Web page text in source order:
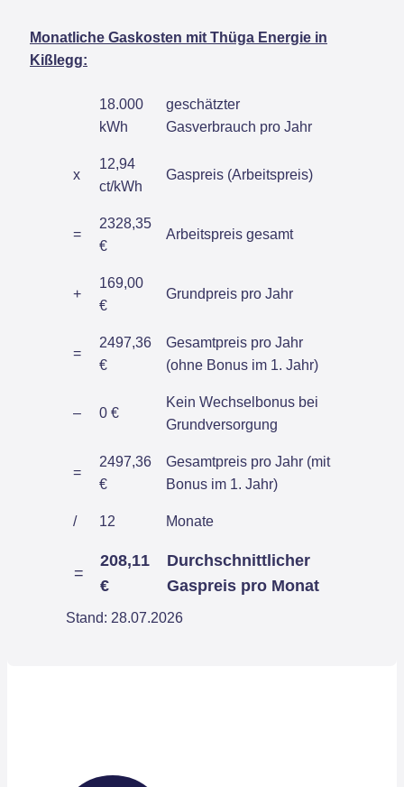
Monatliche Gaskosten mit Thüga Energie in
Kißlegg:
18.000
kWh
geschätzter
Gasverbrauch pro Jahr
x
12,94
ct/kWh
Gaspreis (Arbeitspreis)
=
2328,35
€
Arbeitspreis gesamt
+
169,00
€
Grundpreis pro Jahr
=
2497,36
€
Gesamtpreis pro Jahr
(ohne Bonus im 1. Jahr)
– 0 €
Kein Wechselbonus bei
Grundversorgung
=
2497,36
€
Gesamtpreis pro Jahr (mit
Bonus im 1. Jahr)
/ 12 Monate
=
208,11
€
Durchschnittlicher
Gaspreis pro Monat
Stand: 28.07.2026